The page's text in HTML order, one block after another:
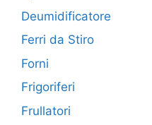
Deumidificatore
Ferri da Stiro
Forni
Frigoriferi
Frullatori